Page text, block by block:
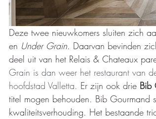
Deze twee nieuwkomers sluiten zich
en Under Grain. Daarvan bevinden
deel uit van het Relais & Chateaux
Grain is dan weer het restaurant van
hoofdstad Valletta. Er zijn ook drie Bib
titel mogen behouden. Bib Gourmand
kwaliteitsverhouding. Het bestaande